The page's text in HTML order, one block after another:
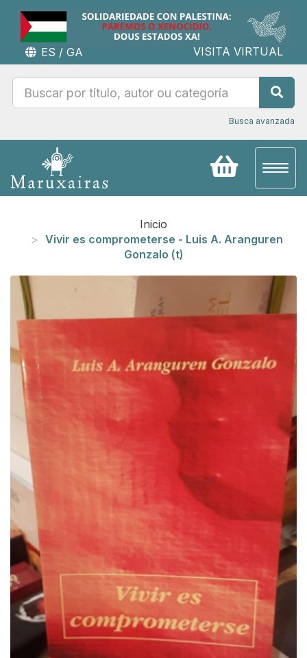
ES / GA VISITA VIRTUAL
Busca avanzada
Inicio
Vivir es comprometerse - Luis A. Aranguren
Gonzalo (t)